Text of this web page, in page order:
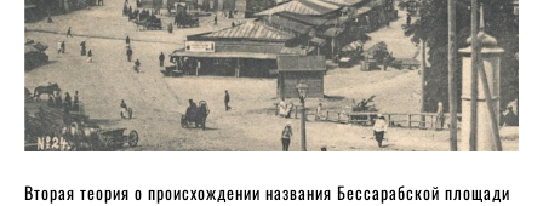
Вторая теория о происхождении названия Бессарабской площади